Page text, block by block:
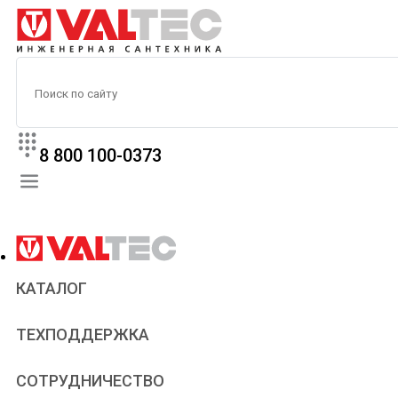
8 800 100-0373
КАТАЛОГ
ТЕХПОДДЕРЖКА
Паспорта и сертификаты
Статьи
СОТРУДНИЧЕСТВО
Сантехникам